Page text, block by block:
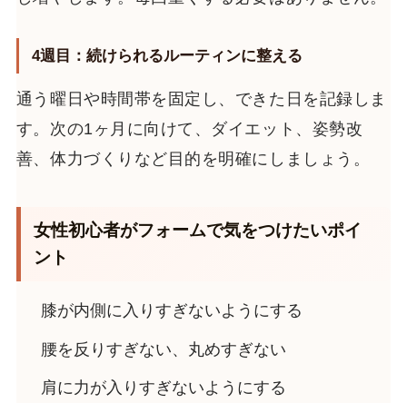
4週目：続けられるルーティンに整える
通う曜日や時間帯を固定し、できた日を記録しま
す。次の1ヶ月に向けて、ダイエット、姿勢改
善、体力づくりなど目的を明確にしましょう。
女性初心者がフォームで気をつけたいポイ
ント
膝が内側に入りすぎないようにする
腰を反りすぎない、丸めすぎない
肩に力が入りすぎないようにする